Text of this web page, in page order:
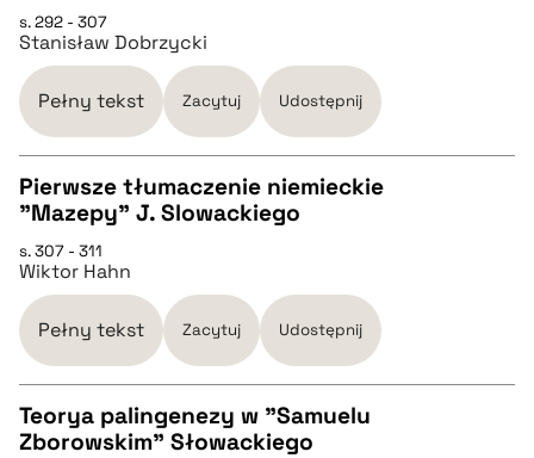
pobierz cytat
CZYSTY TEKST
pobierz cytat
s. 292 - 307
Stanisław Dobrzycki
Pełny tekst Zacytuj Udostępnij
CZYSTY TEKST
pobierz cytat
BIBTEX
pobierz cytat
Pierwsze tłumaczenie niemieckie
"Mazepy" J. Slowackiego
s. 307 - 311
Wiktor Hahn
Pełny tekst Zacytuj Udostępnij
Teorya palingenezy w "Samuelu
Zborowskim" Słowackiego